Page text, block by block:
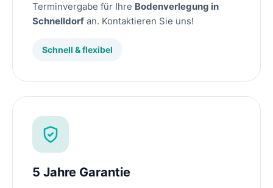
Terminvergabe für Ihre Bodenverlegung in
Schnelldorf an. Kontaktieren Sie uns!
Schnell & flexibel
5 Jahre Garantie